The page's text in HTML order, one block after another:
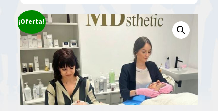
¡Oferta!